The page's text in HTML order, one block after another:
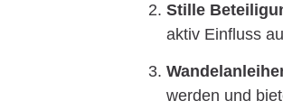
Stille
aktiv Einfluss
werden und